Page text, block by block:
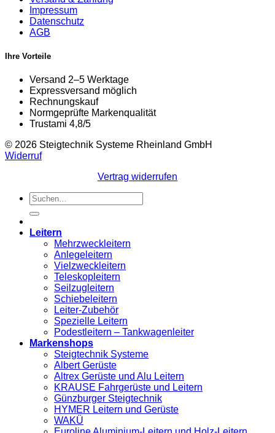
Impressum
Datenschutz
AGB
Ihre Vorteile
Versand 2–5 Werktage
Expressversand möglich
Rechnungskauf
Normgeprüfte Markenqualität
Trustami 4,8/5
© 2026 Steigtechnik Systeme Rheinland GmbH
Widerruf
Vertrag widerrufen
Suchen
nach:
Leitern
Mehrzweckleitern
Anlegeleitern
Vielzweckleitern
Teleskopleitern
Seilzugleitern
Schiebeleitern
Leiter-Zubehör
Spezielle Leitern
Podestleitern – Tankwagenleiter
Markenshops
Steigtechnik Systeme
Albert Gerüste
Altrex Gerüste und Alu Leitern
KRAUSE Fahrgerüste und Leitern
Günzburger Steigtechnik
HYMER Leitern und Gerüste
WAKÜ